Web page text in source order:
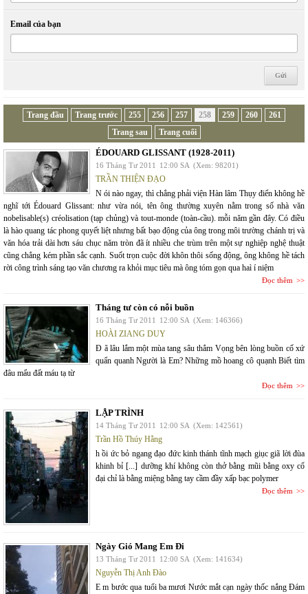
Email của bạn
Trang đầu Trang trước 255 256 257 258 259 260
261
Trang sau
Trang cuối
ÉDOUARD GLISSANT (1928-2011)
16 Tháng Tư 2011 12:00 SA (Xem: 98201)
TRẦN THIỆN ĐẠO
N ói nào ngay, thì chẳng phải viện Hàn lâm Thụy điển không hề
nghĩ tới Édouard Glissant: như vừa nói, tên ông thường xuyên nằm trong số nhà văn
nobelisable(s) créolisation (tạp chủng) và tout-monde (toàn-cầu). mỗi năm gần đây. Có điều
là hào quang tác phong quyết liệt nhưng bất bạo động của ông trong môi trường chánh trị và
văn hóa trải dài hơn sáu chục năm tròn đã ít nhiều che trùm trên một sự nghiệp nghệ thuật
cũng chẳng kém phần sắc cạnh. Suốt trọn cuộc đời khôn thôi sống động, ông không hề tách
rời công trình sáng tạo văn chương ra khỏi mục tiêu mà ông tóm gọn qua haì í niệm
Đọc thêm
Tháng tư còn có nỗi buồn
16 Tháng Tư 2011 12:00 SA (Xem: 146366)
HOÀI ZIANG DUY
Đ ã lâu lắm một mùa tang sâu thẳm Vọng bên lòng buồn cố xứ
quẩn quanh Người là Em? Những mồ hoang cô quạnh Biết tìm
đâu mẩu đất máu tạ từ
Đọc thêm
LẬP TRÌNH
14 Tháng Tư 2011 12:00 SA (Xem: 142561)
Trần Hồ Thúy Hằng
h ồi ức bỏ ngang đạo đức kinh thánh tĩnh mạch giục giã lời đùa
khinh bỉ [...] dưỡng khí không còn thở bằng mũi bằng oxy cổ
đại chỉ là bằng miệng bằng tay cầm đầy xấp bạc polymer
Đọc thêm
Ngày Gió Mang Em Đi
13 Tháng Tư 2011 12:00 SA (Xem: 141634)
Nguyễn Thị Anh Đào
E m bước qua tuổi ba mươi Nước mắt cạn ngày thốc nắng Đám